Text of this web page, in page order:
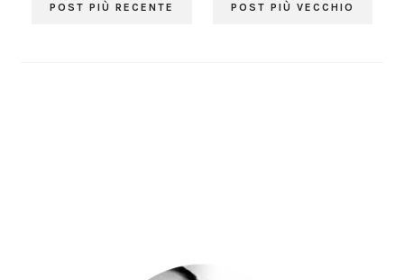
POST PIÙ RECENTE POST PIÙ VECCHIO